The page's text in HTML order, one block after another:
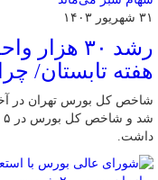
۳۱ شهریور ۱۴۰۳
رشد ۳۰
هفته تابستان/
داشت.